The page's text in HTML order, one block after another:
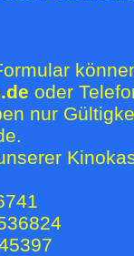
oder
nur